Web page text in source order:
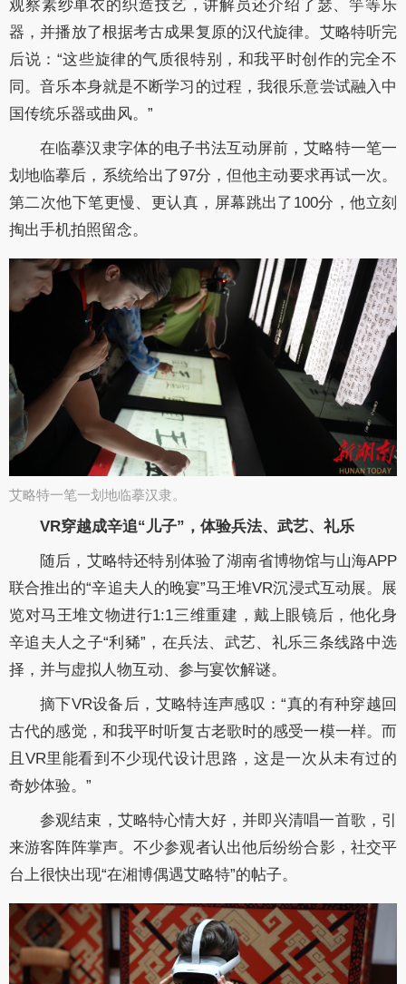
观察素纱单衣的织造技艺，讲解员还介绍了瑟、竽等乐
器，并播放了根据考古成果复原的汉代旋律。艾略特听完
后说：“这些旋律的气质很特别，和我平时创作的完全不
同。音乐本身就是不断学习的过程，我很乐意尝试融入中
国传统乐器或曲风。”
在临摹汉隶字体的电子书法互动屏前，艾略特一笔一
划地临摹后，系统给出了97分，但他主动要求再试一次。
第二次他下笔更慢、更认真，屏幕跳出了 100分，他立刻
掏出手机拍照留念。
艾略特一笔一划地临摹汉隶。​
VR穿越成辛追“儿子”，体验兵法、武艺、礼乐
随后，艾略特还特别体验了湖南省博物馆与山海APP
联合推出的“辛追夫人的晚宴”马王堆VR沉浸式互动展。展
览对马王堆文物进行1:1三维重建，戴上眼镜后，他化身
辛追夫人之子“利豨”，在兵法、武艺、礼乐三条线路中选
择，并与虚拟人物互动、参与宴饮解谜。
摘下VR设备后，艾略特连声感叹：“真的有种穿越回
古代的感觉，和我平时听复古老歌时的感受一模一样。而
且 VR里能看到不少现代设计思路，这是一次从未有过的
奇妙体验。”
参观结束，艾略特心情大好，并即兴清唱一首歌，引
来游客阵阵掌声。不少参观者认出他后纷纷合影，社交平
台上很快出现“在湘博偶遇艾略特”的帖子。